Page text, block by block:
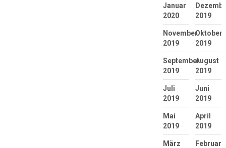
Januar
2020
2019
November
2019
Oktober
2019
September
2019
August
2019
Juli
2019
Juni
2019
Mai
2019
April
2019
März
Februar